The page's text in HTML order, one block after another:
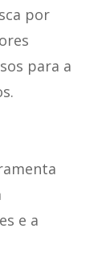
por
para a
e a